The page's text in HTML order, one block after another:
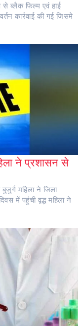
से ब्लैक फिल्म एवं हाई
कार्रवाई की गई जिसमे
ने प्रशासन से
महिला ने जिला
में पहुंची वृद्ध महिला ने